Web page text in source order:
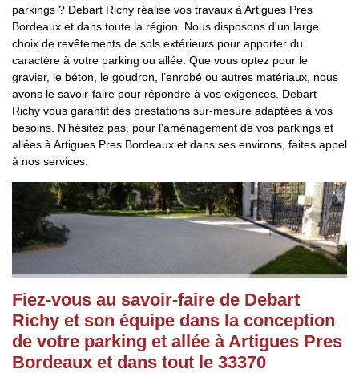
parkings ? Debart Richy réalise vos travaux à Artigues Pres
Bordeaux et dans toute la région. Nous disposons d'un large
choix de revêtements de sols extérieurs pour apporter du
caractère à votre parking ou allée. Que vous optez pour le
gravier, le béton, le goudron, l’enrobé ou autres matériaux, nous
avons le savoir-faire pour répondre à vos exigences. Debart
Richy vous garantit des prestations sur-mesure adaptées à vos
besoins. N’hésitez pas, pour l'aménagement de vos parkings et
allées à Artigues Pres Bordeaux et dans ses environs, faites appel
à nos services.
Fiez-vous au savoir-faire de Debart
Richy et son équipe dans la conception
de votre parking et allée à Artigues Pres
Bordeaux et dans tout le 33370